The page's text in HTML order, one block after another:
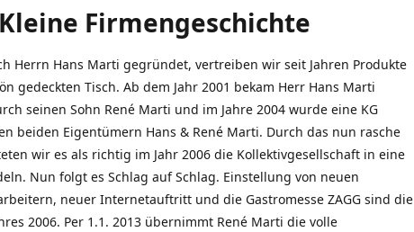
Kleine Firmengeschichte
Herrn Hans Marti gegründet, vertreiben wir seit Jahren Produkte
gedeckten Tisch. Ab dem Jahr 2001 bekam Herr Hans Marti
seinen Sohn René Marti und im Jahre 2004 wurde eine KG
beiden Eigentümern Hans & René Marti. Durch das nun rasche
wir es als richtig im Jahr 2006 die Kollektivgesellschaft in eine
Nun folgt es Schlag auf Schlag. Einstellung von neuen
neuer Internetauftritt und die Gastromesse ZAGG sind die
2006. Per 1.1. 2013 übernimmt René Marti die volle